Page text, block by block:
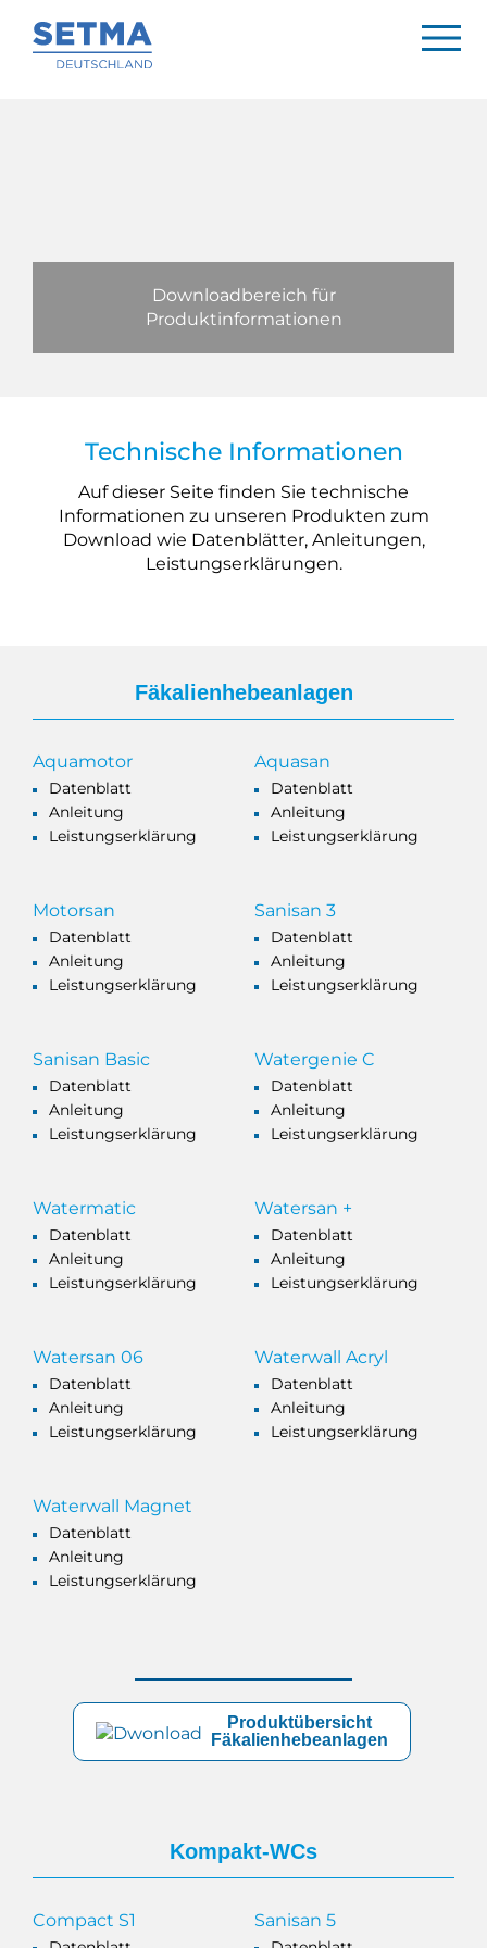
Downloadbereich für
Produktinformationen
Technische Informationen
Auf dieser Seite finden Sie technische
Informationen zu unseren Produkten zum
Download wie Datenblätter, Anleitungen,
Leistungserklärungen.
Fäkalienhebeanlagen
Aquamotor
Datenblatt
Anleitung
Leistungserklärung
Aquasan
Datenblatt
Anleitung
Leistungserklärung
Motorsan
Datenblatt
Anleitung
Leistungserklärung
Sanisan 3
Datenblatt
Anleitung
Leistungserklärung
Sanisan Basic
Datenblatt
Anleitung
Leistungserklärung
Watergenie C
Datenblatt
Anleitung
Leistungserklärung
Watermatic
Datenblatt
Anleitung
Leistungserklärung
Watersan +
Datenblatt
Anleitung
Leistungserklärung
Watersan 06
Datenblatt
Anleitung
Leistungserklärung
Waterwall Acryl
Datenblatt
Anleitung
Leistungserklärung
Waterwall Magnet
Datenblatt
Anleitung
Leistungserklärung
Produktübersicht
Fäkalienhebeanlagen
Kompakt-WCs
Compact S1 Sanisan 5